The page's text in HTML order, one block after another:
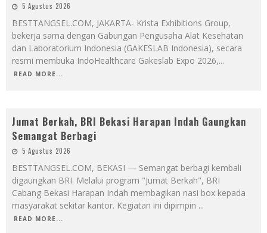
5 Agustus 2026
BESTTANGSEL.COM, JAKARTA- Krista Exhibitions Group,
bekerja sama dengan Gabungan Pengusaha Alat Kesehatan
dan Laboratorium Indonesia (GAKESLAB Indonesia), secara
resmi membuka IndoHealthcare Gakeslab Expo 2026,...
READ MORE...
Jumat Berkah, BRI Bekasi Harapan Indah Gaungkan
Semangat Berbagi
5 Agustus 2026
BESTTANGSEL.COM, BEKASI — Semangat berbagi kembali
digaungkan BRI. Melalui program "Jumat Berkah", BRI
Cabang Bekasi Harapan Indah membagikan nasi box kepada
masyarakat sekitar kantor. Kegiatan ini dipimpin ...
READ MORE...